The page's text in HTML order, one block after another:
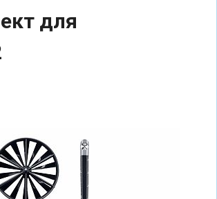
для